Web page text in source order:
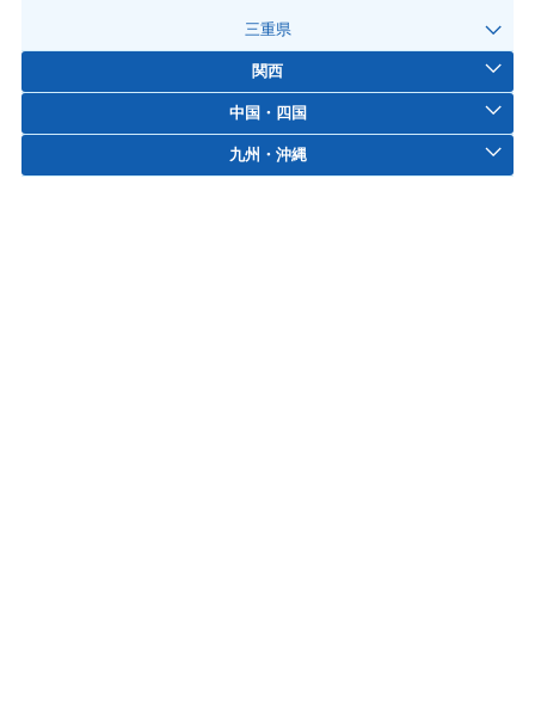
三重県
関西
中国・四国
九州・沖縄